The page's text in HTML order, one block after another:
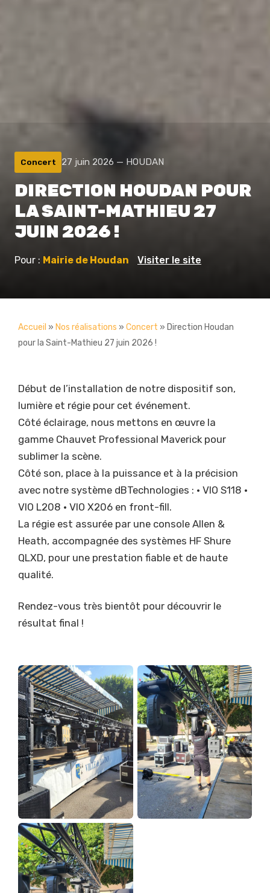
Concert 27 juin 2026 — HOUDAN
DIRECTION HOUDAN POUR
LA SAINT-MATHIEU 27
JUIN 2026 !
Pour : Mairie de Houdan Visiter le site
Accueil » Nos réalisations » Concert » Direction Houdan
pour la Saint-Mathieu 27 juin 2026 !
Début de l’installation de notre dispositif son,
lumière et régie pour cet événement.
Côté éclairage, nous mettons en œuvre la
gamme Chauvet Professional Maverick pour
sublimer la scène.
Côté son, place à la puissance et à la précision
avec notre système dBTechnologies : • VIO S118 •
VIO L208 • VIO X206 en front-fill.
La régie est assurée par une console Allen &
Heath, accompagnée des systèmes HF Shure
QLXD, pour une prestation fiable et de haute
qualité.
Rendez-vous très bientôt pour découvrir le
résultat final !